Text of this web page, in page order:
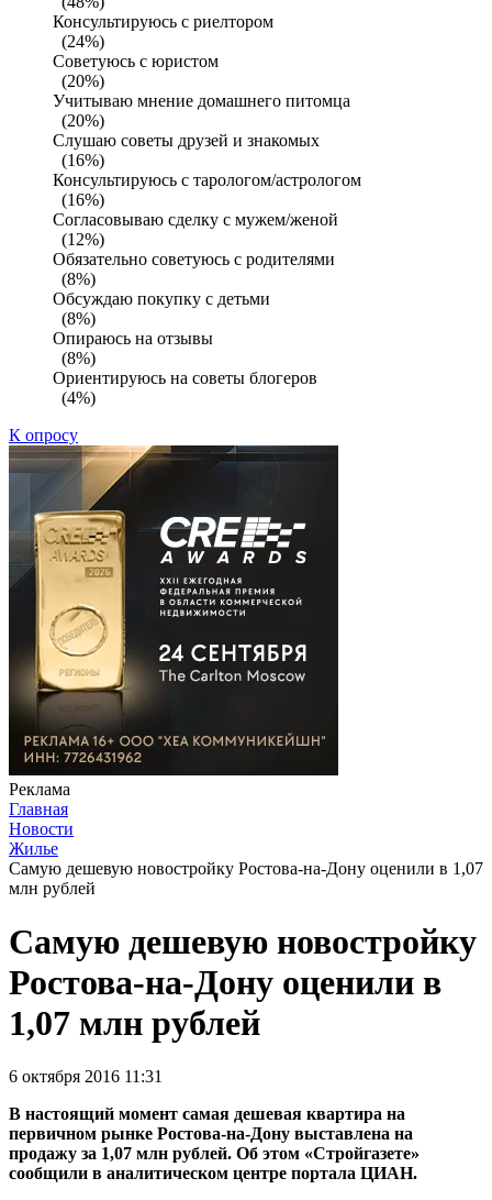
Консультируюсь с риелтором
(24%)
Советуюсь с юристом
(20%)
Учитываю мнение домашнего питомца
(20%)
Слушаю советы друзей и знакомых
(16%)
Консультируюсь с тарологом/астрологом
(16%)
Согласовываю сделку с мужем/женой
(12%)
Обязательно советуюсь с родителями
(8%)
Обсуждаю покупку с детьми
(8%)
Опираюсь на отзывы
(8%)
Ориентируюсь на советы блогеров
(4%)
К опросу
Реклама
Главная
Новости
Жилье
Самую дешевую новостройку Ростова-на-Дону оценили в 1,07
млн рублей
Самую дешевую новостройку
Ростова-на-Дону оценили в
1,07 млн рублей
6 октября 2016 11:31
В настоящий момент самая дешевая квартира на
первичном рынке Ростова-на-Дону выставлена на
продажу за 1,07 млн рублей. Об этом «Стройгазете»
сообщили в аналитическом центре портала ЦИАН.